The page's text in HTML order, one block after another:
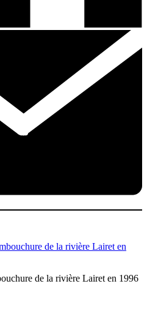
de la rivière Lairet en 1996